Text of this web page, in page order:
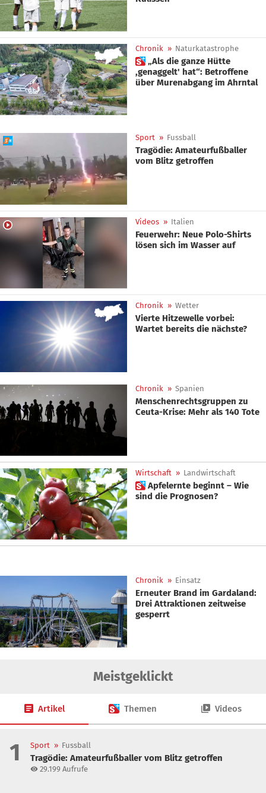
Chronik » Naturkatastrophe
 „Als die ganze Hütte
,genaggelt' hat“: Betroffene
über Murenabgang im Ahrntal
Sport » Fussball
Tragödie: Amateurfußballer
vom Blitz getroffen
Videos » Italien
Feuerwehr: Neue Polo-Shirts
lösen sich im Wasser auf
Chronik » Wetter
Vierte Hitzewelle vorbei:
Wartet bereits die nächste?
Chronik » Spanien
Menschenrechtsgruppen zu
Ceuta-Krise: Mehr als 140 Tote
Wirtschaft » Landwirtschaft
 Apfelernte beginnt – Wie
sind die Prognosen?
Chronik » Einsatz
Erneuter Brand im Gardaland:
Drei Attraktionen zeitweise
gesperrt
Meistgeklickt
Artikel Themen Videos
1 Sport » Fussball
Tragödie: Amateurfußballer vom Blitz getroffen
29.199 Aufrufe